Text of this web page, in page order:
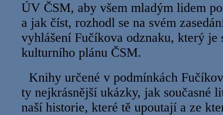
ÚV ČSM, aby všem mladým lidem
a jak číst, rozhodl se na svém
vyhlášení Fučíkova odznaku, který je
kulturního plánu ČSM.
Knihy určené v podmínkách
ty nejkrásnější ukázky, jak současné
naší historie, které tě upoutají a ze